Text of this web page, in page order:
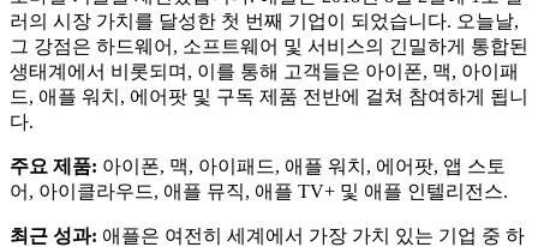
러의 시장 가치를 달성한 첫 번째 기업이 되었습니다. 오늘날,
그 강점은 하드웨어, 소프트웨어 및 서비스의 긴밀하게 통합된
생태계에서 비롯되며, 이를 통해 고객들은 아이폰, 맥, 아이패
드, 애플 워치, 에어팟 및 구독 제품 전반에 걸쳐 참여하게 됩니
다.
주요 제품: 아이폰, 맥, 아이패드, 애플 워치, 에어팟, 앱 스토
어, 아이클라우드, 애플 뮤직, 애플 TV+ 및 애플 인텔리전스.
최근 성과: 애플은 여전히 세계에서 가장 가치 있는 기업 중 하